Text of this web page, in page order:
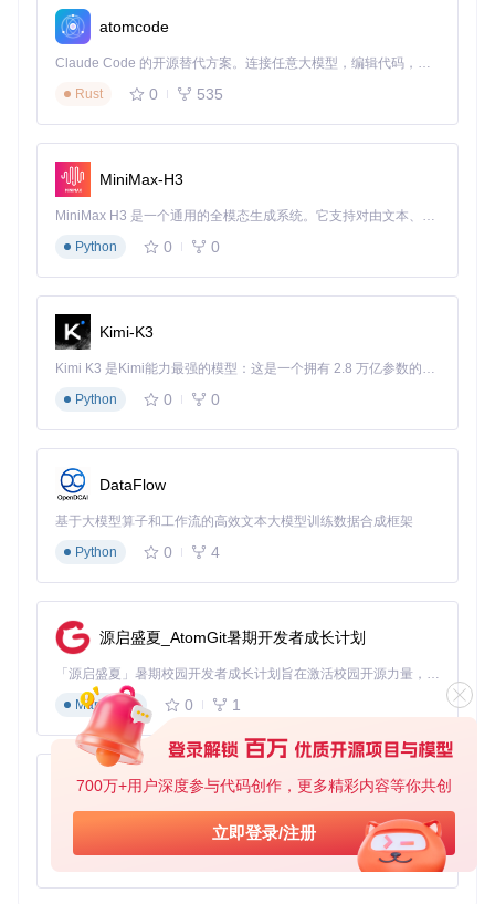
700万+用户深度参与代码创作，更多精彩内容等你共创
立即登录/注册
对于内容创作者而言，时间就是生命。GPT-SoVITS通过优化
的推理引擎和预训练模型，将语音生成时间压缩到秒级。想象
一下，当你完成脚本创作后，只需轻点鼠标，系统就能立即生
成符合预期的语音，这种即时反馈机制极大地加速了内容迭代
过程，让创意能够迅速转化为作品。
场景化应用：语音合成技术的实践蓝图
打造虚拟主播：构建24小时在线的数字代言人
使用GPT-SoVITS，企业可以为虚拟形象定制专属语音，实现
低运营成本。
开发互动教育内容：让知识传递更具温度
教育工作者可以利用GPT-SoVITS创建多角色有声教材。例
制作多语言有声书：扩展内容的全球影响力
传统有声书制作需要聘请专业配音演员，成本高昂且周期漫
长。借助GPT-SoVITS，出版社可以将现有文本内容快速转换
实施路径：从零开始的语音合成之旅
搭建基础环境：5分钟完成系统配置
环境配置是技术落地的第一步，如同为画家准备画布和颜料。
对于Linux或macOS用户，通过以下命令可以快速创建独立的
Python环境，避免系统依赖冲突：
conda create -n GPTSoVits python=3.10
atomcode
Claude Code 的开源替代方案。连接任意大模型，编辑代码，运行命令，自动验证 — 全自动执行。用 Rust 构建，极致性能。 ｜ An open-source alternative to Claude Code. Connect any LLM, edit code, run commands, and verify changes — autonomously. Built in Rust for speed. Get Started
Rust
0 535
MiniMax-H3
MiniMax H3 是一个通用的全模态生成系统。它支持对由文本、图像、视频和音频组成的多模态上下文进行统一理解，并能生成分辨率高达 2K、时长可达 15 秒的带原生立体声音频的视频。得益于面向任务泛化的系统设计，H3 在预训练阶段就已具备广泛的多模态上下文理解与生成能力，能够出色地执行复杂的多模态指令。
Python
0 0
Kimi-K3
Kimi K3 是Kimi能力最强的模型：这是一个拥有 2.8 万亿参数的混合专家（MoE）模型，具备原生视觉理解能力，并支持 100 万 token 的上下文窗口。
Python
0 0
DataFlow
基于大模型算子和工作流的高效文本大模型训练数据合成框架
Python
0 4
源启盛夏_AtomGit暑期开发者成长计划
「源启盛夏」暑期校园开发者成长计划旨在激活校园开源力量，通过积分激励、认证扶持、资源倾斜等形式，引导高校组织和开发者完成「入驻 — 建项目 — 做贡献 — 获认证 — 得资源」的完整闭环。无论你是想带领社团入驻平台的组织者，还是希望用代码贡献证明自己的开发者，都能在这里找到属于你的成长路径。
Markdown
0 1
py-xiaozhi
基于Python的Xiaozhi AI，适用于想要完整Xiaozhi体验而无需拥有专用硬件的用户。
Python
0 1